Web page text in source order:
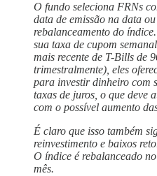
O fundo seleciona FRNs
data de emissão na data
rebalanceamento do
sua taxa de cupom
mais recente de T-Bills de
trimestralmente), eles
para investir dinheiro com
taxas de juros, o que deve
com o possível aumento
É claro que isso também
reinvestimento e baixos
O índice é rebalanceado
mês.